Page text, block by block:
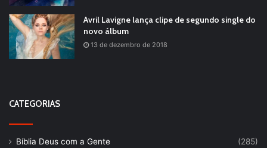
Avril Lavigne lança clipe de segundo single do
novo álbum
13 de dezembro de 2018
CATEGORIAS
Bíblia Deus com a Gente
(285)